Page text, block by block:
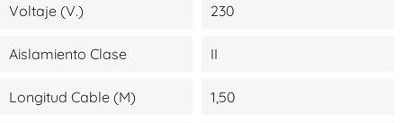
Voltaje (V.) 230
Aislamiento Clase II
Longitud Cable (m) 1,50